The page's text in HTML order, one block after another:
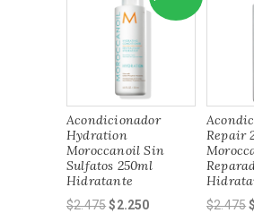
Acondicionador
Hydration
Moroccanoil Sin
Sulfatos 250ml
Hidratante
$2.475El
$2.250El
Repair
$2.475 $